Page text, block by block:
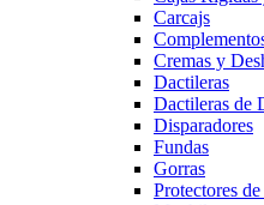
Carcajs
Cremas y
Dactileras
Dactileras de
Disparadores
Fundas
Gorras
Protectores